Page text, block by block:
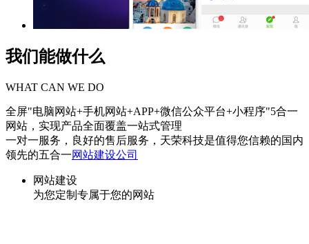
我们能做什么
WHAT CAN WE DO
全屏"电脑网站+手机网站+APP+微信公众平台+小程序"5合一
网站，实现产品全面覆盖一站式管理
一对一服务，良好的售后服务，天荣科技是值得您信赖的国内
领先的五合一网站建设公司
网站建设
为您定制专属于您的网站